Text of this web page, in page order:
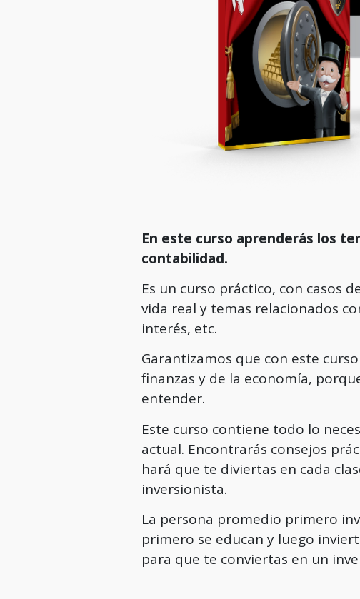
En este curso aprenderás los
contabilidad.
Es un curso práctico, con casos
vida real y temas relacionados
interés, etc.
Garantizamos que con este
finanzas y de la economía,
entender.
Este curso contiene todo lo
actual. Encontrarás consejos
hará que te diviertas en cada
inversionista.
La persona promedio primero
primero se educan y luego
para que te conviertas en un